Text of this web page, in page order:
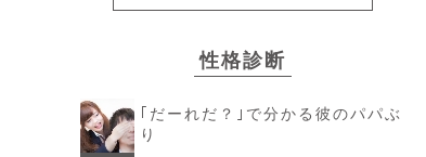
性格診断
｢だーれだ？｣で分かる彼のパパぶ
り